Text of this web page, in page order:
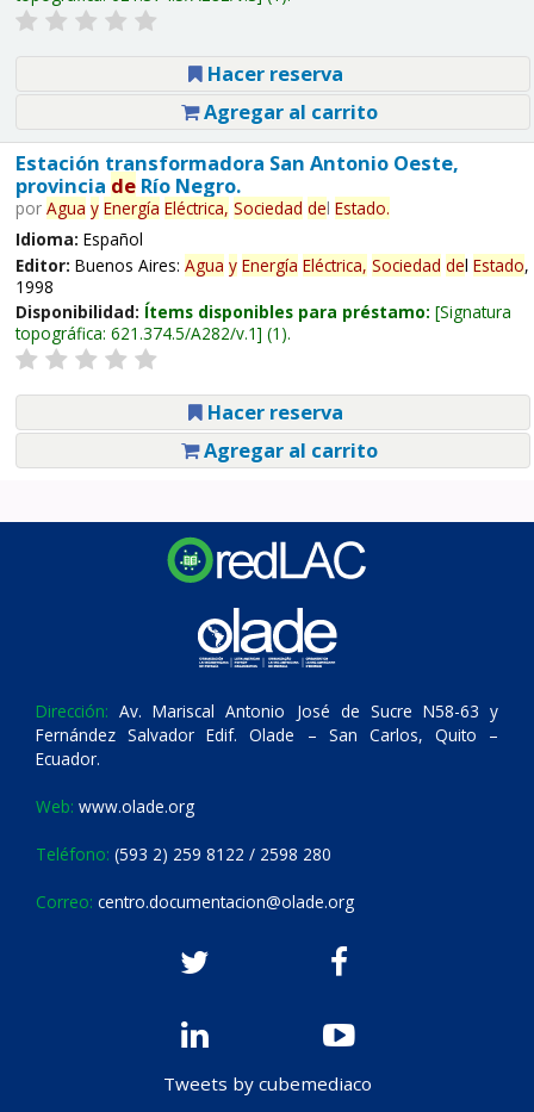
Hacer reserva
Agregar al carrito
Estación transformadora San Antonio Oeste,
provincia deRío Negro.
por Agua y Energía Eléctrica, Sociedad del Estado.
Idioma: Español
Editor: Buenos Aires: Agua y Energía Eléctrica, Sociedad del Estado,
1998
Disponibilidad: Ítems disponibles para préstamo: Signatura
topográfica: 621.374.5/A282/v.1 (1).
Hacer reserva
Agregar al carrito
Dirección: Av. Mariscal Antonio José de Sucre N58-63 y
Fernández Salvador Edif. Olade – San Carlos, Quito –
Ecuador.
Web: www.olade.org
Teléfono: (593 2) 259 8122 / 2598 280
Correo: centro.documentacion@olade.org
Tweets by cubemediaco